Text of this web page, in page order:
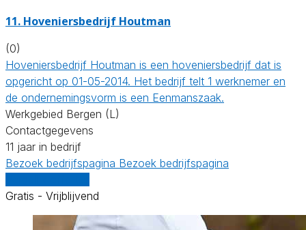
11. Hoveniersbedrijf Houtman
(0)
Hoveniersbedrijf Houtman is een hoveniersbedrijf dat is
opgericht op 01-05-2014. Het bedrijf telt 1 werknemer en
de ondernemingsvorm is een Eenmanszaak.
Werkgebied Bergen (L)
Contactgegevens
11 jaar in bedrijf
Bezoek bedrijfspagina Bezoek bedrijfspagina
Gratis - Vrijblijvend